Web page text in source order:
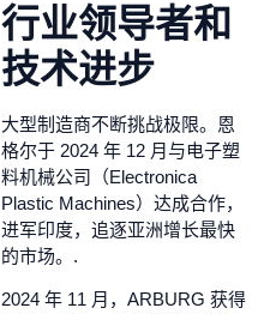
行业领导者和
技术进步
大型制造商不断挑战极限。恩
格尔于 2024 年 12 月与电子塑
料机械公司（Electronica
Plastic Machines）达成合作，
进军印度，追逐亚洲增长最快
的市场。.
2024 年 11 月，ARBURG 获得